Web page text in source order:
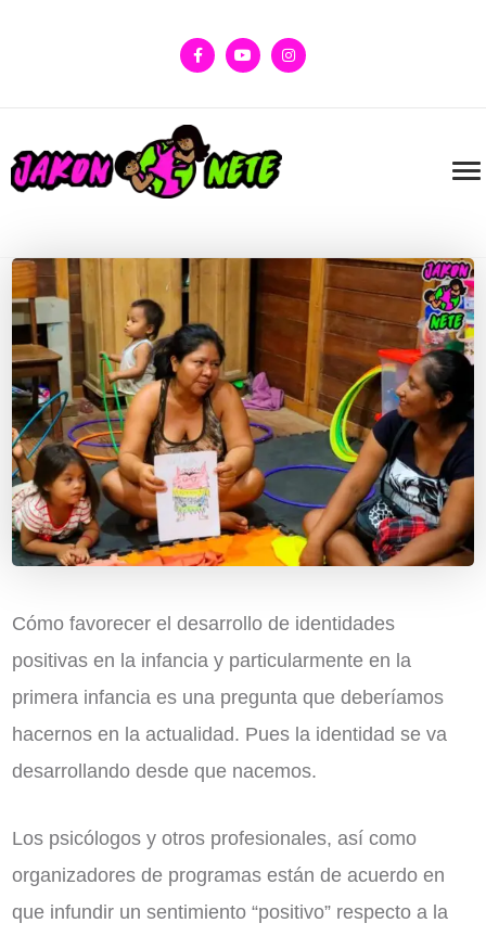
Cómo favorecer el desarrollo de identidades
positivas en la infancia y particularmente en la
primera infancia es una pregunta que deberíamos
hacernos en la actualidad. Pues la identidad se va
desarrollando desde que nacemos.
Los psicólogos y otros profesionales, así como
organizadores de programas están de acuerdo en
que infundir un sentimiento “positivo” respecto a la